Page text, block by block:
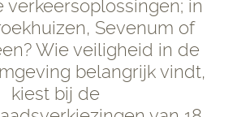
verkeersoplossingen; in
Sevenum of
Wie veiligheid in de
belangrijk vindt,
kiest bij de